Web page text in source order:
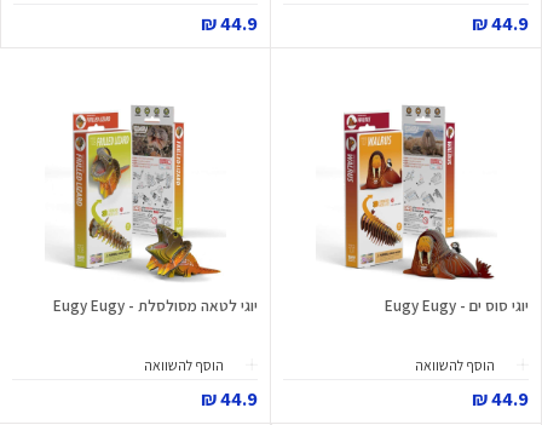
44.9 ₪
44.9 ₪
יוגי סוס ים - Eugy Eugy
הוסף להשוואה
44.9 ₪
יוגי לטאה מסולסלת - Eugy Eugy
הוסף להשוואה
44.9 ₪